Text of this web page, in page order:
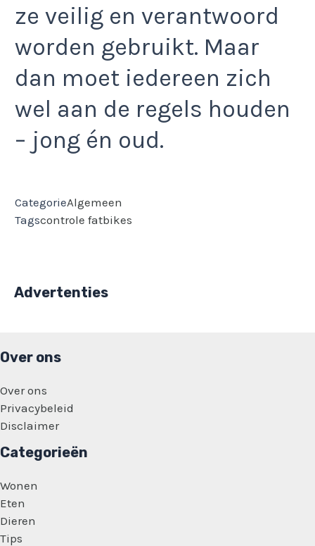
ze veilig en verantwoord
worden gebruikt. Maar
dan moet iedereen zich
wel aan de regels houden
– jong én oud.
CategorieAlgemeen
Tagscontrole fatbikes
Advertenties
Over ons
Over ons
Privacybeleid
Disclaimer
Categorieën
Wonen
Eten
Dieren
Tips